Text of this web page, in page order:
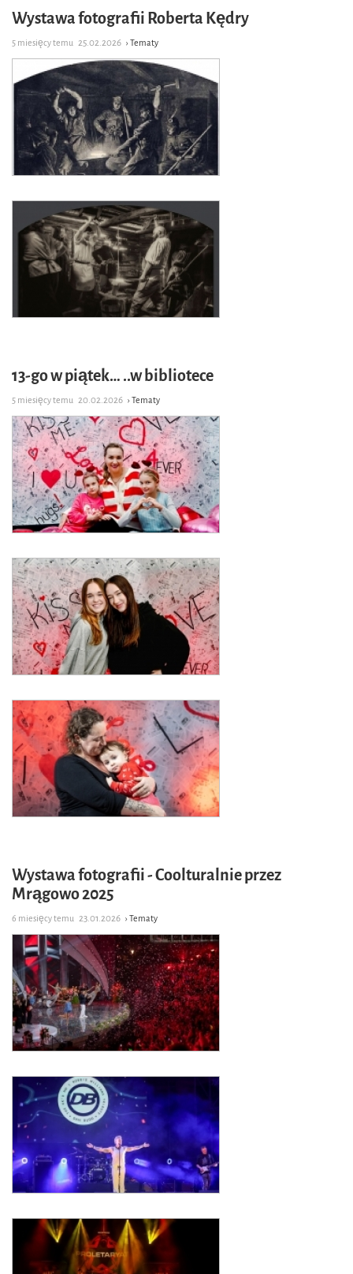
Wystawa fotografii Roberta Kędry
5 miesięcy temu 25.02.2026 › Tematy
13-go w piątek… ..w bibliotece
5 miesięcy temu 20.02.2026 › Tematy
Wystawa fotografii - Coolturalnie przez
Mrągowo 2025
6 miesięcy temu 23.01.2026 › Tematy